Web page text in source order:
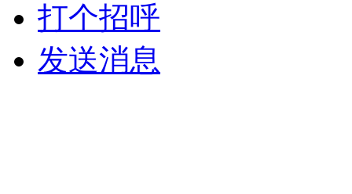
打个招呼
发送消息